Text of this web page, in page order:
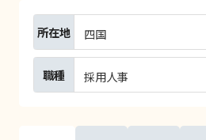
所在地 四国
職種 採用人事